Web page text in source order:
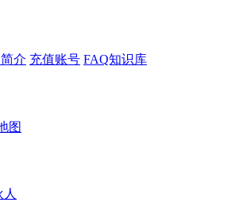
介 充值账号 FAQ知识库
图